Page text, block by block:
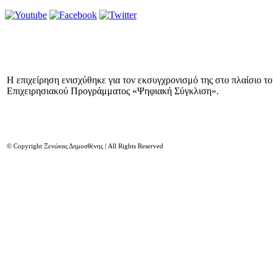
Η επιχείρηση ενισχύθηκε για τον εκσυγχρονισμό της στο πλαίσιο
Επιχειρησιακού Προγράμματος «Ψηφιακή Σύγκλιση».
© Copyright Ξενώνας Δημοσθένης | All Rights Reserved